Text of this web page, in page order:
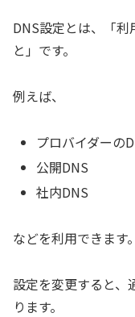
DNS設定とは、「
と」です。
例えば、
プロバイダーの
公開DNS
社内DNS
などを利用できます。
設定を変更すると、
ります。